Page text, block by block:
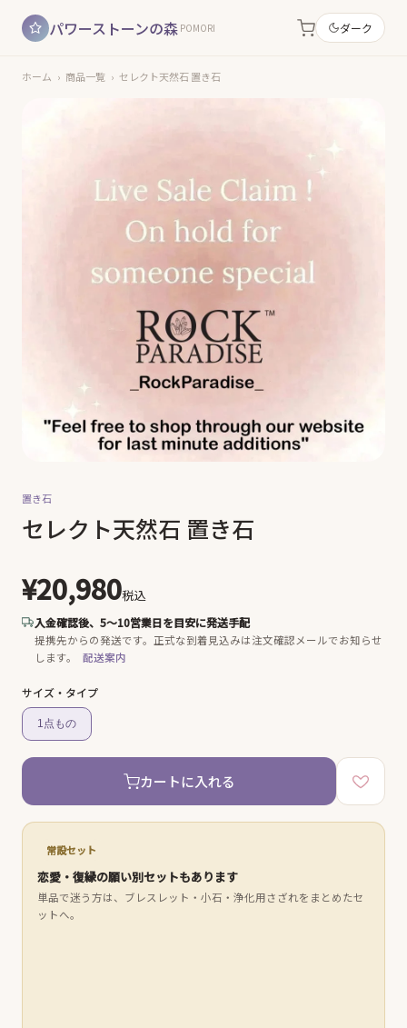
パワーストーンの森 POMORI ダーク
ホーム › 商品一覧 › セレクト天然石 置き石
置き石
セレクト天然石 置き石
¥20,980税込
入金確認後、5〜10営業日を目安に発送手配
提携先からの発送です。 正式な到着見込みは注文確認メールでお知らせ
します。
配送案内
サイズ・タイプ
1点もの
カートに入れる
常設セット
恋愛・復縁の願い別セットもあります
単品で迷う方は、ブレスレット・小石・浄化用さざれをまとめたセ
ットへ。